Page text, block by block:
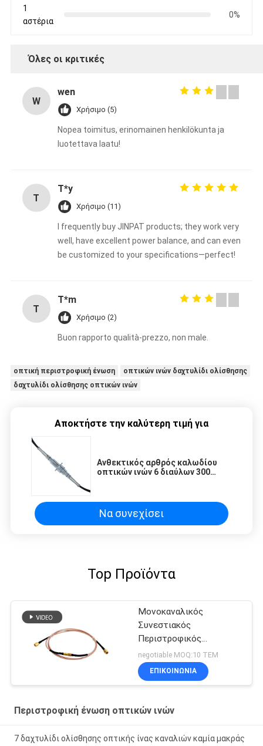
1
αστέρια
0%
Όλες οι κριτικές
W
wen
Χρήσιμο (5)
Nopea toimitus, erinomainen henkilökunta ja
luotettava laatu!
T
T*y
Χρήσιμο (11)
I frequently buy JINPAT products; they work very
well, have excellent power balance, and can even
be customized to your specifications—perfect!
T
T*m
Χρήσιμο (2)
Buon rapporto qualità-prezzo, non male.
οπτική περιστροφική ένωση
οπτικών ινών δαχτυλίδι ολίσθησης
δαχτυλίδι ολίσθησης οπτικών ινών
Αποκτήστε την καλύτερη τιμή για
Ανθεκτικός αρθρός καλωδίου
οπτικών ινών 6 διαύλων 300
Να συνεχίσει
Top Προϊόντα
Μονοκαναλικός
Συνεστιακός
Περιστροφικός
Σύνδεσμος Υψηλής
Συχνότητας 6GHz
100rpm
negotiable MOQ:10 ΤΕΜ
ΕΠΙΚΟΙΝΩΝΙΑ
Περιστροφική ένωση οπτικών ινών
7 δαχτυλίδι ολίσθησης οπτικής ίνας καναλιών καμία μακράς